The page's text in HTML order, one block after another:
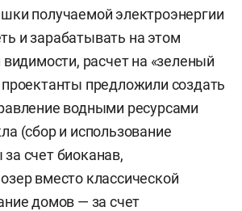
получаемой электроэнергии
и зарабатывать на этом
видимости, расчет на «зеленый
предложили создать
водными ресурсами
(сбор и использование
счет биоканав,
вместо классической
домов — за счет